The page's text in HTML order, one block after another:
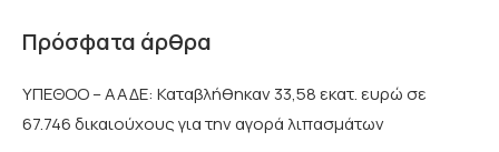
Πρόσφατα άρθρα
ΥΠΕΘΟΟ – ΑΑΔΕ: Καταβλήθηκαν 33,58 εκατ. ευρώ σε
67.746 δικαιούχους για την αγορά λιπασμάτων